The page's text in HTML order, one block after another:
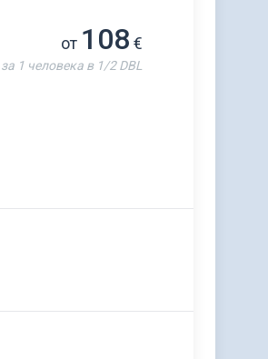
от 108 €
за 1 человека в 1/2 DBL